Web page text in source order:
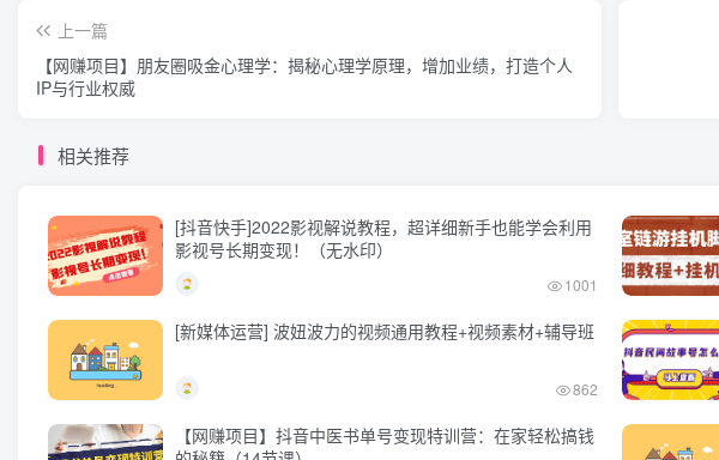
上一篇
【网赚项目】朋友圈吸金心理学：揭秘心理学原理，增加业绩，打造个人
IP与行业权威
相关推荐
[抖音快手]2022影视解说教程，超详细新手也能学会利用
影视号长期变现！（无水印）
1001
[新媒体运营] 波妞波力的视频通用教程+视频素材+辅导班
862
【网赚项目】抖音中医书单号变现特训营：在家轻松搞钱